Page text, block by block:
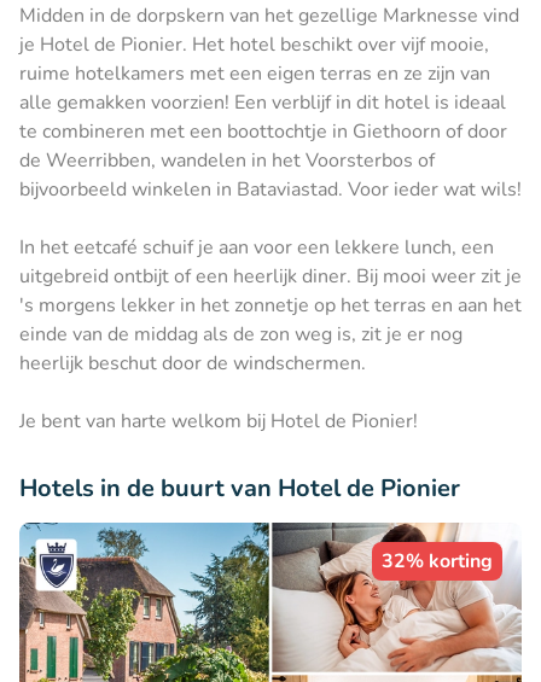
Midden in de dorpskern van het gezellige Marknesse vind
je Hotel de Pionier. Het hotel beschikt over vijf mooie,
ruime hotelkamers met een eigen terras en ze zijn van
alle gemakken voorzien! Een verblijf in dit hotel is ideaal
te combineren met een boottochtje in Giethoorn of door
de Weerribben, wandelen in het Voorsterbos of
bijvoorbeeld winkelen in Bataviastad. Voor ieder wat wils!
In het eetcafé schuif je aan voor een lekkere lunch, een
uitgebreid ontbijt of een heerlijk diner. Bij mooi weer zit je
's morgens lekker in het zonnetje op het terras en aan het
einde van de middag als de zon weg is, zit je er nog
heerlijk beschut door de windschermen.
Je bent van harte welkom bij Hotel de Pionier!
Hotels in de buurt van Hotel de Pionier
32% korting